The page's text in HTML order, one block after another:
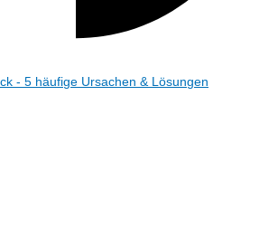
- 5 häufige Ursachen & Lösungen